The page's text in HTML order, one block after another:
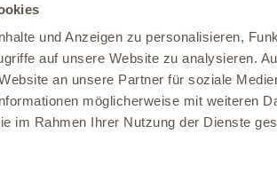
und Anzeigen zu personalisieren,
auf unsere Website zu analysieren.
an unsere Partner für soziale
möglicherweise mit weiteren
im Rahmen Ihrer Nutzung der Dienste
Datenschutz Widerruf AGB